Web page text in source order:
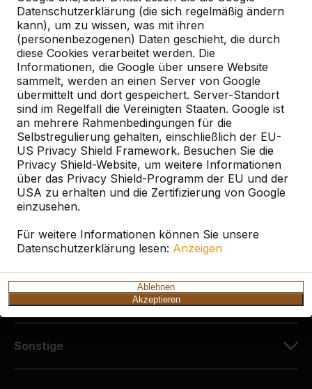
Datenschutzerklärung (die sich regelmäßig ändern
kann), um zu wissen, was mit ihren
(personenbezogenen) Daten geschieht, die durch
diese Cookies verarbeitet werden. Die
Informationen, die Google über unsere Website
sammelt, werden an einen Server von Google
übermittelt und dort gespeichert. Server-Standort
sind im Regelfall die Vereinigten Staaten. Google ist
an mehrere Rahmenbedingungen für die
Selbstregulierung gehalten, einschließlich der EU-
US Privacy Shield Framework. Besuchen Sie die
Privacy Shield-Website, um weitere Informationen
über das Privacy Shield-Programm der EU und der
USA zu erhalten und die Zertifizierung von Google
einzusehen.
Für weitere Informationen können Sie unsere
Datenschutzerklärung lesen: Anzeigen
Ablehnen
Akzeptieren
Kontakt
HeBlad Deutschland
Diekerstraße 97
42781 Haan
Deutschland
+49 212 934 77 25
info@HeBlad.de
Kundenservice
Sonstige